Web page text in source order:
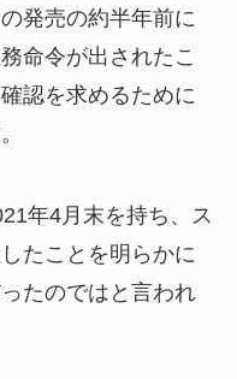
発売の約半年前に
命令が出されたこ
認を求めるために
年4月末を持ち、ス
たことを明らかに
たのではと言われ